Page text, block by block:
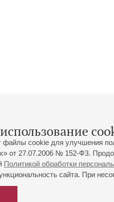
файлы cookie для улучшения
от 27.07.2006 № 152-ФЗ.
Политикой обработки
сайта. При